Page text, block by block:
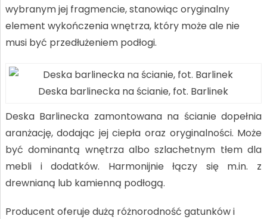
wybranym jej fragmencie, stanowiąc oryginalny
element wykończenia wnętrza, który może ale nie
musi być przedłużeniem podłogi.
Deska barlinecka na ścianie, fot. Barlinek
Deska Barlinecka zamontowana na ścianie dopełnia
aranżację, dodając jej ciepła oraz oryginalności. Może
być dominantą wnętrza albo szlachetnym tłem dla
mebli i dodatków. Harmonijnie łączy się m.in. z
drewnianą lub kamienną podłogą.
Producent oferuje dużą różnorodność gatunków i